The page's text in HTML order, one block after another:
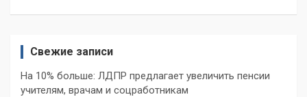
Свежие записи
На 10% больше: ЛДПР предлагает увеличить пенсии
учителям, врачам и соцработникам